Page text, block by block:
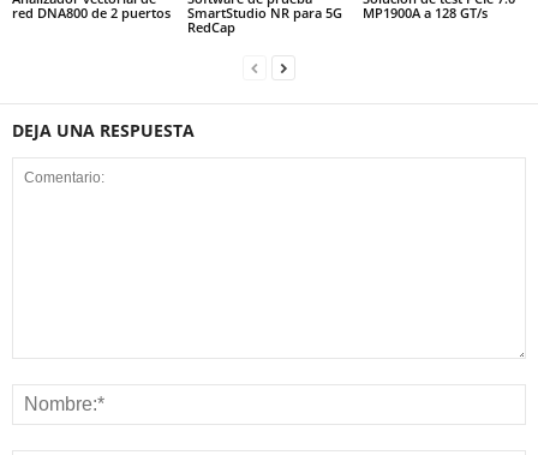
red DNA800 de 2 puertos
SmartStudio NR para 5G
RedCap
MP1900A a 128 GT/s
DEJA UNA RESPUESTA